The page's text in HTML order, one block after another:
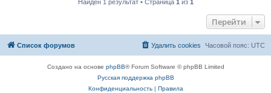
Найден 1 результат • Страница 1 из 1
Перейти
Список форумов Часовой пояс: UTC
Удалить cookies
Создано на основе phpBB® Forum Software © phpBB Limited
Русская поддержка phpBB
Конфиденциальность| Правила